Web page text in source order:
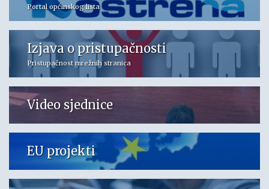
Portal općinskog lista
Izjava o pristupačnosti
Pristupačnost mrežnih stranica
Video sjednice
EU projekti